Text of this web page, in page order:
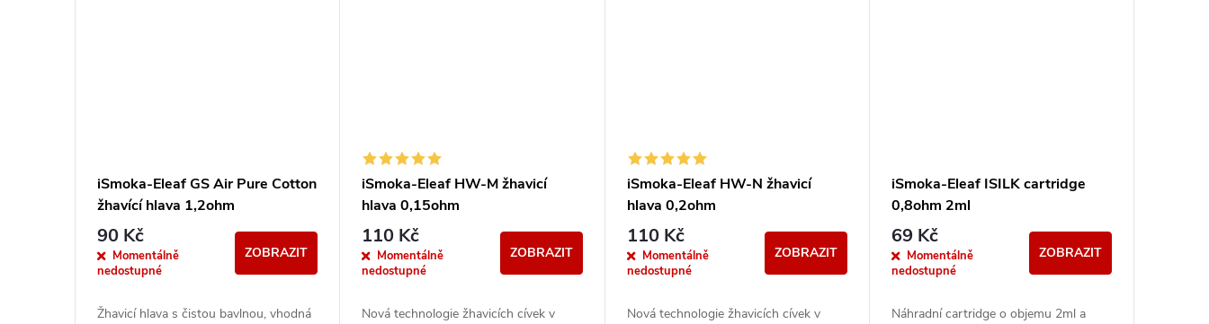
iSmoka-Eleaf GS Air Pure Cotton
žhavící hlava 1,2ohm
90 Kč
Momentálně
nedostupné
ZOBRAZIT
Žhavicí hlava s čistou bavlnou, vhodná
iSmoka-Eleaf HW-M žhavicí
hlava 0,15ohm
110 Kč
Momentálně
nedostupné
ZOBRAZIT
Nová technologie žhavicích cívek v
iSmoka-Eleaf HW-N žhavicí
hlava 0,2ohm
110 Kč
Momentálně
nedostupné
ZOBRAZIT
Nová technologie žhavicích cívek v
iSmoka-Eleaf ISILK cartridge
0,8ohm 2ml
69 Kč
Momentálně
nedostupné
ZOBRAZIT
Náhradní cartridge o objemu 2ml a